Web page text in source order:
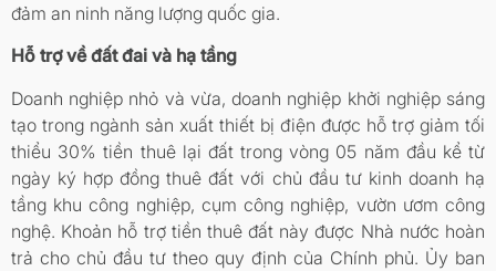
đảm an ninh năng lượng quốc gia.
Hỗ trợ về đất đai và hạ tầng
Doanh nghiệp nhỏ và vừa, doanh nghiệp khởi nghiệp sáng
tạo trong ngành sản xuất thiết bị điện được hỗ trợ giảm tối
thiểu 30% tiền thuê lại đất trong vòng 05 năm đầu kể từ
ngày ký hợp đồng thuê đất với chủ đầu tư kinh doanh hạ
tầng khu công nghiệp, cụm công nghiệp, vườn ươm công
nghệ. Khoản hỗ trợ tiền thuê đất này được Nhà nước hoàn
trả cho chủ đầu tư theo quy định của Chính phủ. Ủy ban